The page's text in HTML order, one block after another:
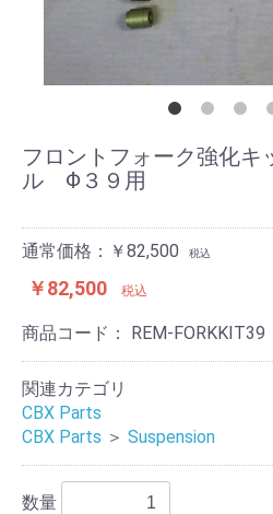
フロントフォーク強化キ
ル Φ３９用
通常価格：￥82,500 税込
￥82,500 税込
商品コード： REM-FORKKIT39
関連カテゴリ
CBX Parts
CBX Parts ＞ Suspension
数量